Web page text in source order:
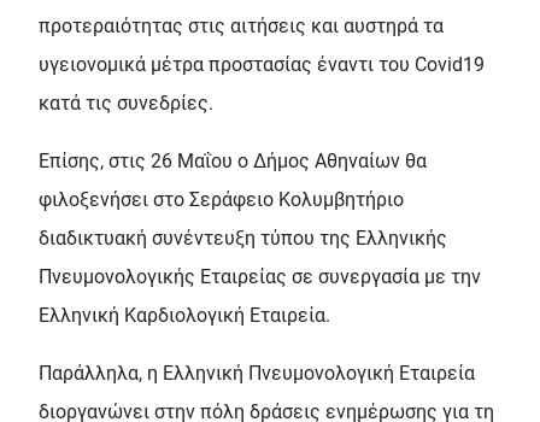
προτεραιότητας στις αιτήσεις και αυστηρά τα
υγειονομικά μέτρα προστασίας έναντι του Covid19
κατά τις συνεδρίες.
Επίσης, στις 26 Μαΐου ο Δήμος Αθηναίων θα
φιλοξενήσει στο Σεράφειο Κολυμβητήριο
διαδικτυακή συνέντευξη τύπου της Ελληνικής
Πνευμονολογικής Εταιρείας σε συνεργασία με την
Ελληνική Καρδιολογική Εταιρεία.
Παράλληλα, η Ελληνική Πνευμονολογική Εταιρεία
διοργανώνει στην πόλη δράσεις ενημέρωσης για τη